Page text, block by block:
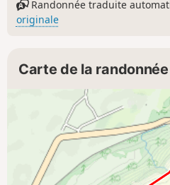
Randonnée traduite
originale
Carte de la randonnée